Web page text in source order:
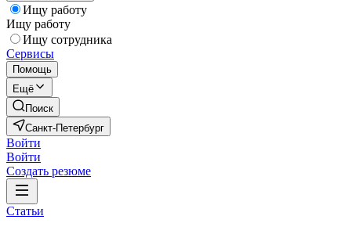
Ищу работу
Ищу работу
Ищу сотрудника
Сервисы
Помощь
Ещё
Поиск
Санкт-Петербург
Войти
Войти
Создать резюме
Статьи